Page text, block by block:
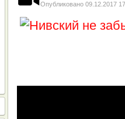
Опубликовано 09.12.2017